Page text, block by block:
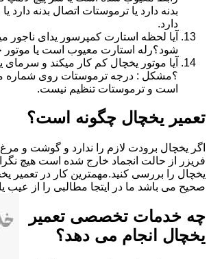
بدنه دارد یا ترموستات اتصال بدنه دارد
دارد.
آیا لحظه استارت کمپرسور یدای ناجور
شود؟رله استارت معیوب است یا
آیا موتور یخچال کم کار میکند و
؟مشکل : درجه ترموستات روی شماره
است و ترموستات تنظیم نیست.
تعمیر یخچال چگونه است؟
اگر یخچال برودت لازم را ندارد و گوشت و
فریزر از حالت انجماد خارج شده است هیچ نگران
یخچال را بررسی کنید.مهمترین کار در تعمیر
صحیح می باشد ما در ایتجا مطالبی را از عیب
چه خدمات تخصصی تعمیر
یخچال انجام می دهد؟